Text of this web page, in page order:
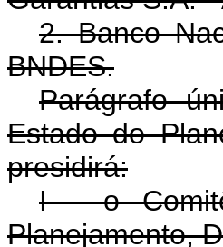
2. Banco
BNDES.
Parágrafo
Estado do
presidirá:
I - o
Planejamento,